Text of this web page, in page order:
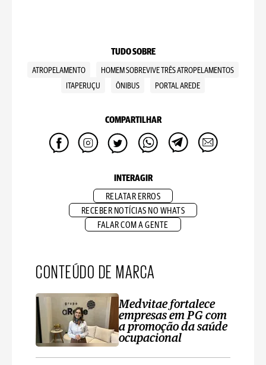
TUDO SOBRE
ATROPELAMENTO
HOMEM SOBREVIVE TRÊS ATROPELAMENTOS
ITAPERUÇU
ÔNIBUS PORTAL AREDE
COMPARTILHAR
INTERAGIR
RELATAR ERROS
RECEBER NOTÍCIAS NO WHATS
FALAR COM A GENTE
CONTEÚDO DE MARCA
Medvitae fortalece
empresas em PG com
a promoção da saúde
ocupacional